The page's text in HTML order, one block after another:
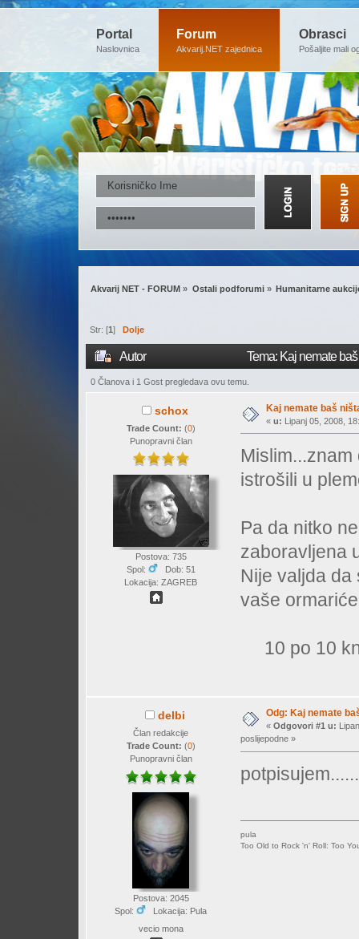
Portal
Naslovnica
Forum
Akvarij.NET zajednica
Obrasci
Pošaljite mali
Akvarij NET - FORUM » Ostali podforumi» Humanitarne
Str: [1] Dolje
Autor Tema: Kaj nemate
0 Članova i 1 Gost pregledava ovu temu.
schox
Trade Count: (0)
Punopravni član
Postova: 735
Spol:
Dob: 51
Lokacija: ZAGREB
Kaj nemate baš
« u: Lipanj 05, 2008,
istrošili u
Pa da nitko
zaboravljena
Nije valjda da
vaše
10 po 10
delbi
Član redakcije
Trade Count: (0)
Punopravni član
Postova: 2045
Spol:
Lokacija: Pula
vecio mona
Odg: Kaj nemate
« Odgovori #1 u:
poslijepodne »
pula
Too Old to Rock 'n' Roll: Too